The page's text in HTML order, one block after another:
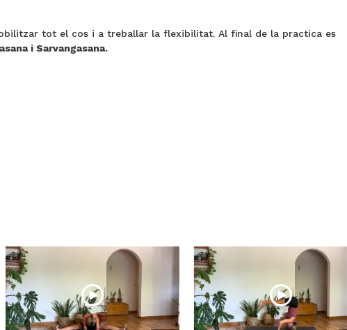
tot el cos i a treballar la flexibilitat. Al final de la practica es
i Sarvangasana.